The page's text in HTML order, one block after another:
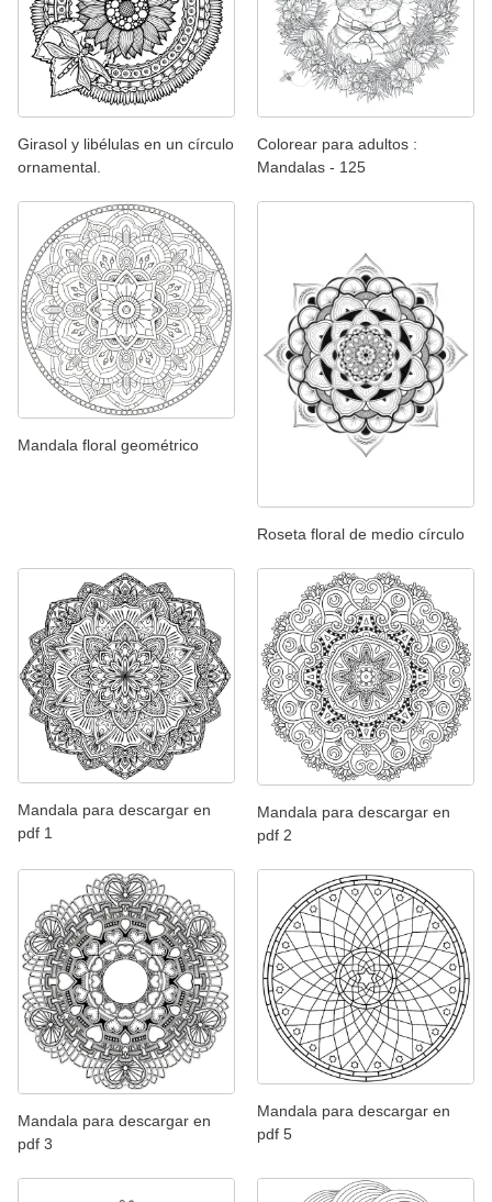
Girasol y libélulas en un círculo
ornamental.
Colorear para adultos :
Mandalas - 125
Mandala floral geométrico
Roseta floral de medio círculo
Mandala para descargar en
pdf 1
Mandala para descargar en
pdf 2
Mandala para descargar en
pdf 3
Mandala para descargar en
pdf 5